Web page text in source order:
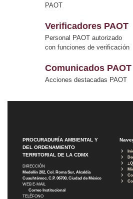
PAOT
Verificadores PAOT
Personal PAOT autorizado
con funciones de verificación
Comunicados PAOT
Acciones destacadas PAOT
PROCURADURÍA AMBIENTAL Y
DEL ORDENAMIENTO
TERRITORIAL DE LA CDMX
DIRECCIÓN
Medellín 202, Col. Roma Sur, Alcaldía
Cuauhtémoc, C.P. 06700, Ciudad de México
WEB E-MAIL
Correo Institucional
TELÉFONO